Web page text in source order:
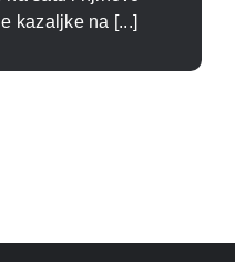
kazaljke na [...]